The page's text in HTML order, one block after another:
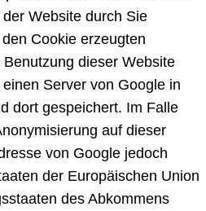
Website durch Sie
Cookie erzeugten
dieser Website
Server von Google in
dort gespeichert. Im Falle
auf dieser
von Google jedoch
der Europäischen Union
des Abkommens